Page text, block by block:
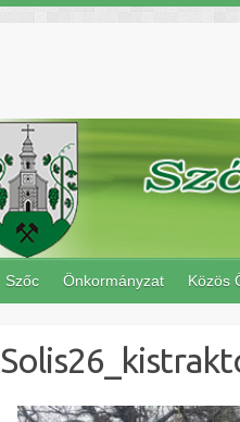
Szőc Önkormányzat Közös